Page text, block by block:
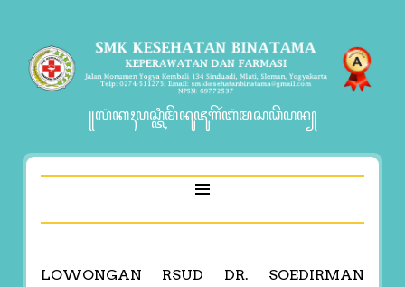
꧋ꦭꦁꦏꦃꦥꦱ꧀ꦠꦶꦩꦼꦤꦸꦗꦸꦒꦼꦂꦧꦁꦩꦱꦣꦼꦥꦤ꧀
LOWONGAN RSUD DR. SOEDIRMAN